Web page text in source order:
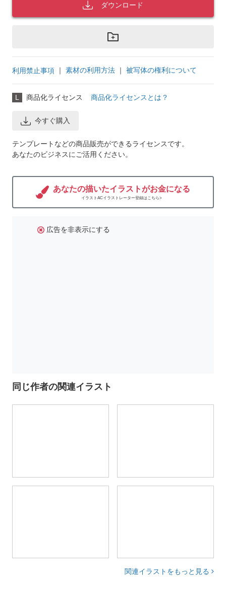
ダウンロード
利用禁止事項 ｜ 素材の利用方法 ｜ 被写体の権利について
L 商品化ライセンス 商品化ライセンスとは？
今すぐ購入
テンプレートなどの商品販売ができるライセンスです。
あなたのビジネスにご活用ください。
あなたの描いたイラストがお金になる
イラストACイラストレーター登録はこちら>
広告を非表示にする
同じ作者の関連イラスト
関連イラストをもっと見る